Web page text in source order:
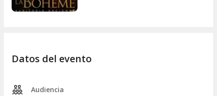
actividades de ocio al mejor precio, este plan es perfecto
Datos del evento
Audiencia